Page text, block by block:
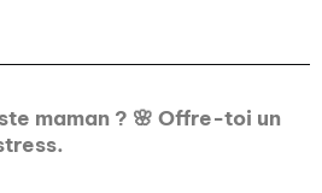
maman ? 🌸 Offre-toi un